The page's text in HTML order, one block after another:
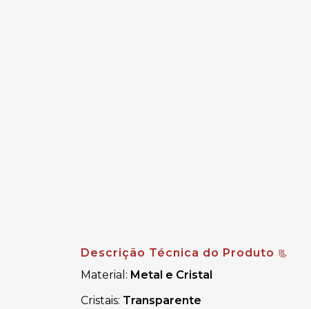
Descrição Técnica do Produto 📃
Material: Metal e Cristal
Cristais: Transparente